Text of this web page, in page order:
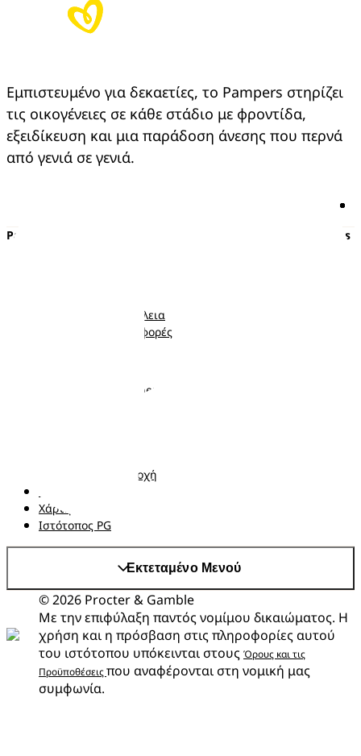
Εμπιστευμένο για δεκαετίες, το Pampers στηρίζει
τις οικογένειες σε κάθε στάδιο με φροντίδα,
εξειδίκευση και μια παράδοση άνεσης που περνά
από γενιά σε γενιά.
Pampers
Ποιότητα και Ασφάλεια
Κουπόνια και προσφορές
Περισσότερα από τα Pampers
Σχετικά με τα Pampers
Αλλαγή χώρα/περιοχή
Χάρτης ιστότοπου
Ιστότοπος PG
Εκτεταμένο Μενού
© 2026 Procter & Gamble
Με την επιφύλαξη παντός νομίμου δικαιώματος. Η
χρήση και η πρόσβαση στις πληροφορίες αυτού
του ιστότοπου υπόκεινται στους Όρους και τις
Προϋποθέσειςπου αναφέρονται στη νομική μας
συμφωνία.